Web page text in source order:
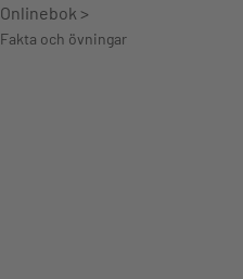
Onlinebok >
Fakta och övningar